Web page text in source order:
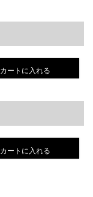
カートに入れる
カートに入れる